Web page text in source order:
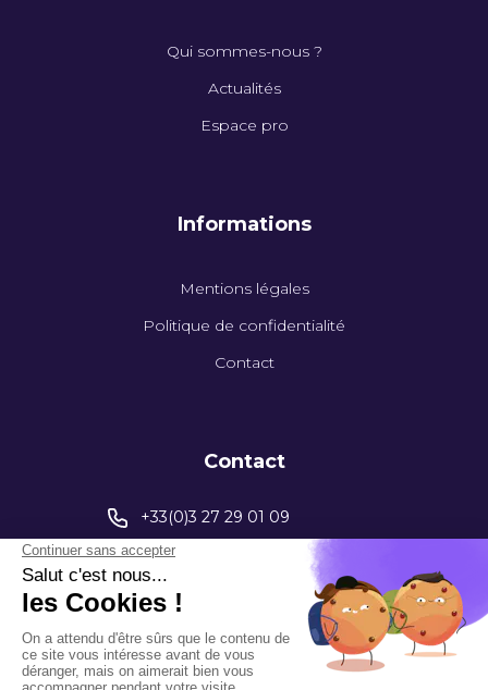
Qui sommes-nous ?
Actualités
Espace pro
Informations
Mentions légales
Politique de confidentialité
Contact
Contact
+33(0)3 27 29 01 09
contact@capinstrumentation.fr
395 Av. Henri Barbusse
59770 Marly